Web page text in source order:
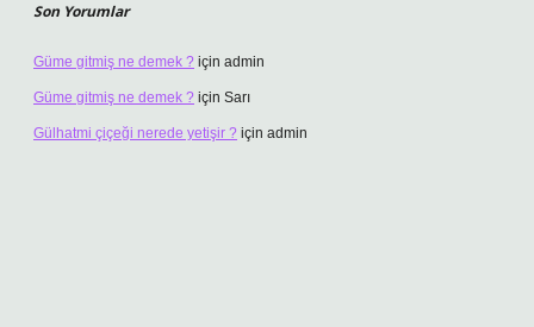
Son Yorumlar
Güme gitmiş ne demek ? için admin
Güme gitmiş ne demek ? için Sarı
Gülhatmi çiçeği nerede yetişir ? için admin